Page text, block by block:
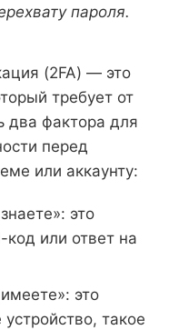
пароля.
(2FA) — это
требует от
два фактора для
перед
или аккаунту:
это
или ответ на
это
такое